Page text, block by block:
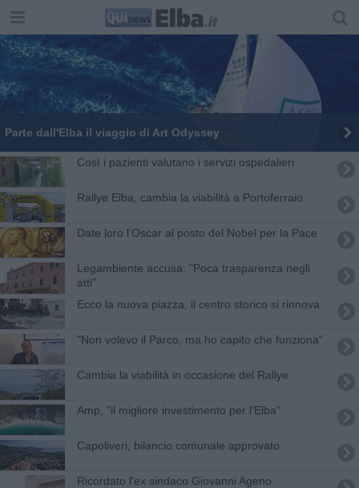
Parte dall'Elba il viaggio di Art Odyssey
Così i pazienti valutano i servizi ospedalieri
Rallye Elba, cambia la viabilità a Portoferraio
​Date loro l’Oscar al posto del Nobel per la Pace
Legambiente accusa: "Poca trasparenza negli
atti"
Ecco la nuova piazza, il centro storico si rinnova
"Non volevo il Parco, ma ho capito che funziona"
Cambia la viabilità in occasione del Rallye
Amp, "il migliore investimento per l'Elba"
Capoliveri, bilancio comunale approvato
Ricordato l'ex sindaco Giovanni Ageno